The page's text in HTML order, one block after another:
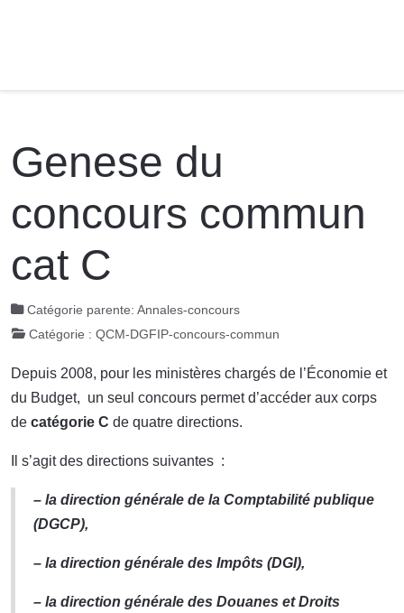
Genese du
concours commun
cat C
Catégorie parente: Annales-concours
Catégorie : QCM-DGFIP-concours-commun
Depuis 2008, pour les ministères chargés de l’Économie et
du Budget, un seul concours permet d’accéder aux corps
de catégorie C de quatre directions.
Il s’agit des directions suivantes :
– la direction générale de la Comptabilité publique
(DGCP),
– la direction générale des Impôts (DGI),
– la direction générale des Douanes et Droits